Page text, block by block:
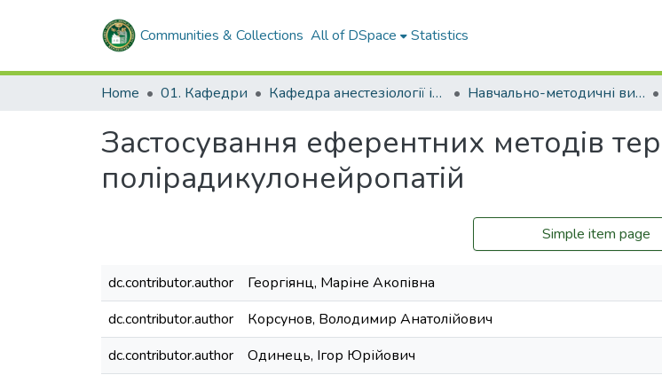
Communities & Collections All of DSpace Statistics
Home 01. Кафедри Кафедра анестезіології інтенсивної терапії та дитячої анестезіології Навчально-методичні видання. Кафедра анестезіології інтенсивної терапії та дитячої анестезіології
Застосування еферентних методів
полірадикулонейропатій
Simple item page
dc.contributor.author
Георгіянц, Маріне Акопівна
dc.contributor.author
Корсунов, Володимир Анатолійович
dc.contributor.author
Одинець, Ігор Юрійович